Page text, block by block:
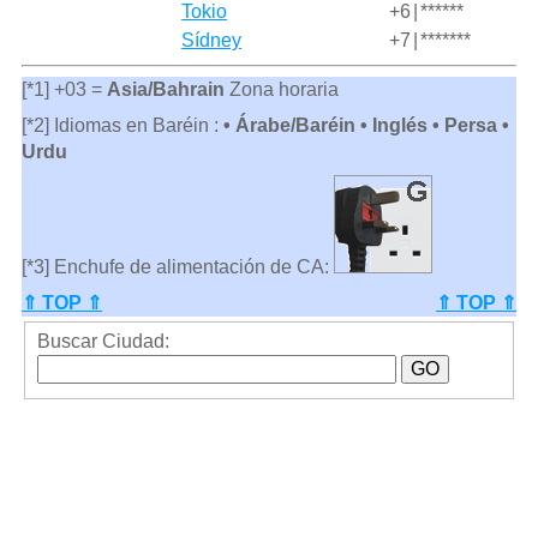
Tokio
+6 ******
Sídney
+7 *******
[*1] +03 = Asia/Bahrain Zona horaria
[*2] Idiomas en Baréin : • Árabe/Baréin • Inglés • Persa •
Urdu
[*3] Enchufe de alimentación de CA:
⇑ TOP ⇑
⇑ TOP ⇑
Buscar Ciudad: